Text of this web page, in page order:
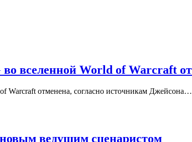
вселенной World of Warcraft
Warcraft отменена, согласно источникам Джейсона…
ведущим сценаристом